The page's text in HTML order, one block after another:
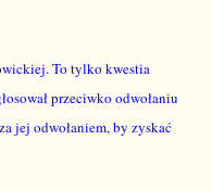
To tylko kwestia
przeciwko odwołaniu
jej odwołaniem, by zyskać